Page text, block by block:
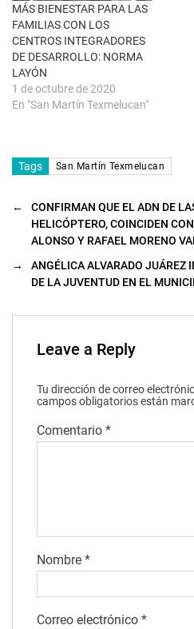
n
a
n
u
e
v
)
MÁS BIENESTAR PARA LAS
FAMILIAS CON LOS
CENTROS INTEGRADORES
DE DESARROLLO: NORMA
LAYÓN
1 de octubre de 2020
En "San Martín Texmelucan"
Tags San Martín Texmelucan
←
CONFIRMAN QUE EL ADN DE
HELICÓPTERO, COINCIDEN
ALONSO Y RAFAEL MORENO
→
ANGÉLICA ALVARADO JUÁREZ
DE LA JUVENTUD EN EL
Leave a Reply
Tu dirección de correo
campos obligatorios están
Comentario *
Nombre *
Correo electrónico *